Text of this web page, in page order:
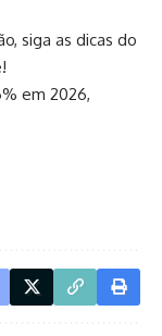
siga as dicas do
em 2026,